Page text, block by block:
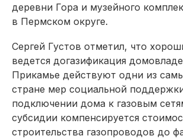
деревни Гора и музейного
в Пермском округе.
Сергей Густов отметил, что
ведется догазификация
Прикамье действуют одни из
стране мер социальной
подключении дома к газовым
субсидии компенсируется
строительства газопроводов до